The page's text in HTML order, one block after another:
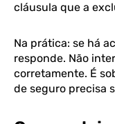
cláusula que a
Na prática: se há
responde. Não
corretamente. É
de seguro precisa